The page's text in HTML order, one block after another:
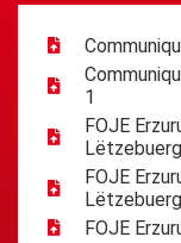
1
FOJE
FOJE
FOJE